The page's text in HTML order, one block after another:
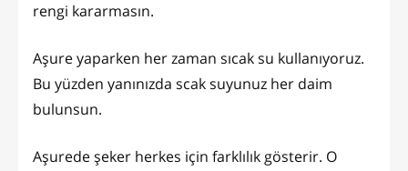
rengi kararmasın.
Aşure yaparken her zaman sıcak su kullanıyoruz.
Bu yüzden yanınızda scak suyunuz her daim
bulunsun.
Aşurede şeker herkes için farklılık gösterir. O